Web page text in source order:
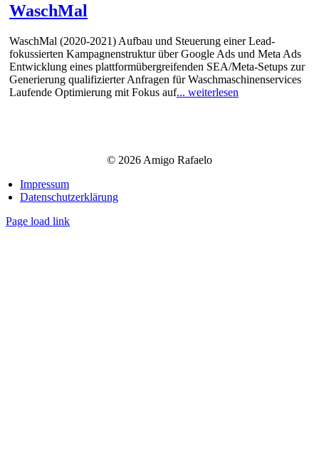
WaschMal
WaschMal (2020-2021) Aufbau und Steuerung einer Lead-
fokussierten Kampagnenstruktur über Google Ads und Meta Ads
Entwicklung eines plattformübergreifenden SEA/Meta-Setups zur
Generierung qualifizierter Anfragen für Waschmaschinenservices
Laufende Optimierung mit Fokus auf... weiterlesen
© 2026 Amigo Rafaelo
Impressum
Datenschutzerklärung
Page load link